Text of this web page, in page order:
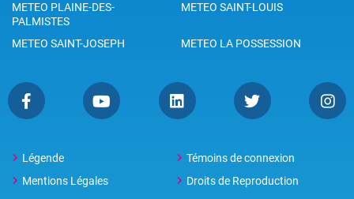
METEO PLAINE-DES-
PALMISTES
METEO SAINT-LOUIS
METEO SAINT-JOSEPH METEO LA POSSESSION
Légende
Témoins de connexion
Mentions Légales
Droits de Reproduction